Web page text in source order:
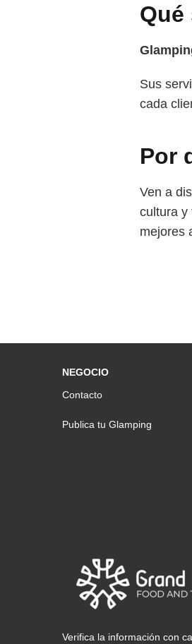
Sus
cada
Por
Ven a
cultura y
mejores
NEGOCIO
Contacto
Publica tu Glamping
Verifica la información con